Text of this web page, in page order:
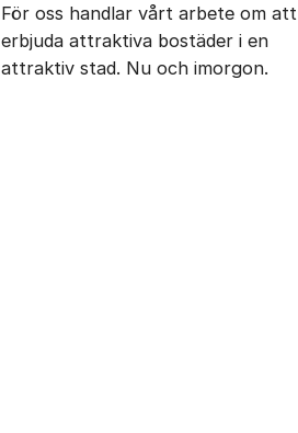
För oss handlar vårt arbete om att
erbjuda attraktiva bostäder i en
attraktiv stad. Nu och imorgon.